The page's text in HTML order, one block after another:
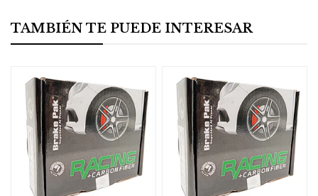
TAMBIÉN TE PUEDE INTERESAR